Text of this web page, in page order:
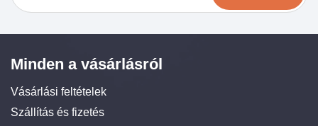
Minden a vásárlásról
Vásárlási feltételek
Szállítás és fizetés